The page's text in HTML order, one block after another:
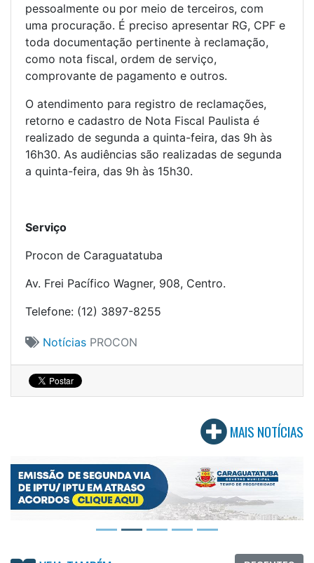
pessoalmente ou por meio de terceiros, com
uma procuração. É preciso apresentar RG, CPF e
toda documentação pertinente à reclamação,
como nota fiscal, ordem de serviço,
comprovante de pagamento e outros.
O atendimento para registro de reclamações,
retorno e cadastro de Nota Fiscal Paulista é
realizado de segunda a quinta-feira, das 9h às
16h30. As audiências são realizadas de segunda
a quinta-feira, das 9h às 15h30.
Serviço
Procon de Caraguatatuba
Av. Frei Pacífico Wagner, 908, Centro.
Telefone: (12) 3897-8255
Notícias PROCON
MAIS NOTÍCIAS